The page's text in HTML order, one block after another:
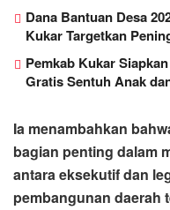
Dana Bantuan Desa
Kukar Targetkan
Pemkab Kukar
Gratis Sentuh Anak
Ia menambahkan
bagian penting dalam
antara eksekutif dan
pembangunan daerah